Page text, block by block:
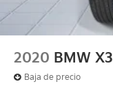
2020 BMW X3
Baja de precio